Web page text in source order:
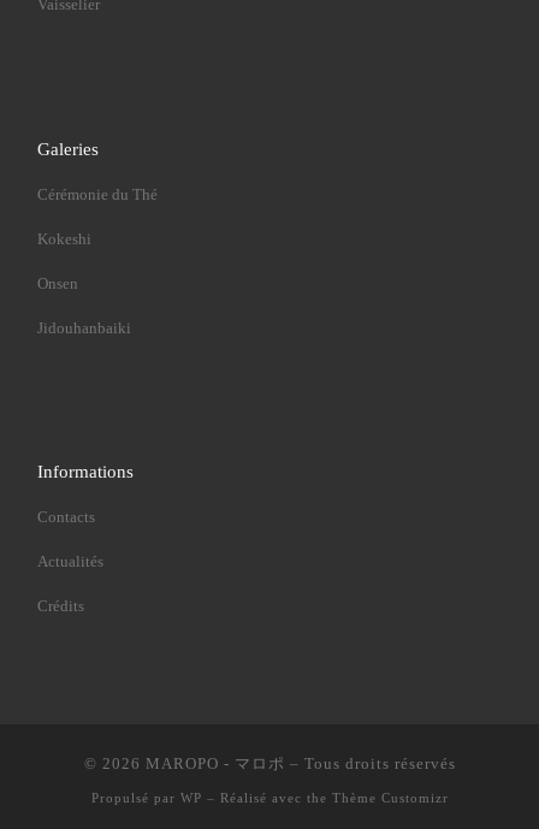
Vaisselier
Galeries
Cérémonie du Thé
Kokeshi
Onsen
Jidouhanbaiki
Informations
Contacts
Actualités
Crédits
© 2026 MAROPO - マロポ – Tous droits réservés
Propulsé par WP – Réalisé avec the Thème Customizr